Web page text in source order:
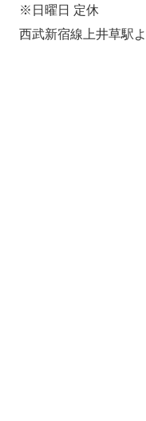
※日曜日 定休
西武新宿線上井草駅